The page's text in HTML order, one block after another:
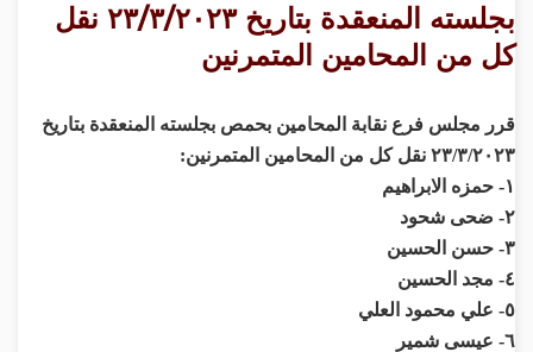
بجلسته المنعقدة بتاريخ ٢٣/٣/٢٠٢٣ نقل
كل من المحامين المتمرنين
قرر مجلس فرع نقابة المحامين بحمص بجلسته المنعقدة بتاريخ
٢٣/٣/٢٠٢٣ نقل كل من المحامين المتمرنين:
١- حمزه الابراهيم
٢- ضحى شحود
٣- حسن الحسين
٤- مجد الحسين
٥- علي محمود العلي
٦- عيسى شمير